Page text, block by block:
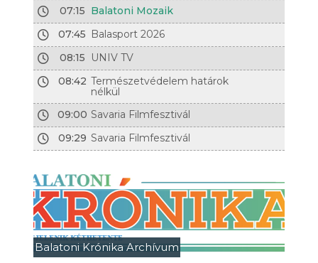
07:15 Balatoni Mozaik
07:45 Balasport 2026
08:15
UNIV TV
08:42 Természetvédelem határok
nélkül
09:00 Savaria Filmfesztivál
09:29 Savaria Filmfesztivál
Balatoni Krónika Archívum